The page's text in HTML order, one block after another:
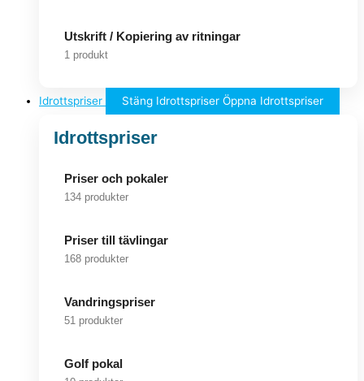
Utskrift / Kopiering av ritningar
1 produkt
Idrottspriser Stäng Idrottspriser Öppna Idrottspriser
Idrottspriser
Priser och pokaler
134 produkter
Priser till tävlingar
168 produkter
Vandringspriser
51 produkter
Golf pokal